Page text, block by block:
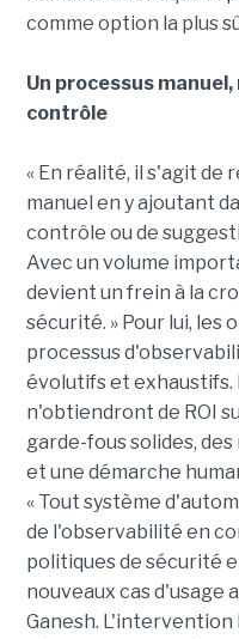
comme option la plus
Un processus
contrôle
« En réalité, il s'agit de
manuel en y ajoutant
contrôle ou de
Avec un volume
devient un frein à la
sécurité. » Pour lui, les
processus
évolutifs et
n'obtiendront de ROI
garde-fous solides,
et une démarche
« Tout système
de l'observabilité en
politiques de sécurité
nouveaux cas d'usage
Ganesh.